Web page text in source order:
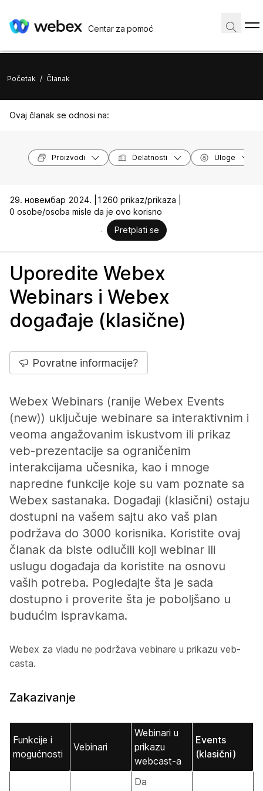
Centar za pomoć
Početak / Članak
Ovaj članak se odnosi na:
Proizvodi Delatnosti Uloge
29. новембар 2024. |
1260 prikaz/prikaza |
0 osobe/osoba misle da je ovo korisno
Pretplati se
Uporedite Webex
Webinars i Webex
događaje (klasične)
Povratne informacije?
Webex Webinars (ranije Webex Events
(new)) uključuje webinare sa interaktivnim i
veoma angažovanim iskustvom ili prikaz
veb-prezentacije sa ograničenim
interakcijama učesnika, kao i mnoge
napredne funkcije koje su vam poznate sa
Webex sastanaka. Događaji (klasični) ostaju
dostupni na vašem sajtu ako vaš plan
podržava do 3000 korisnika. Koristite ovaj
članak da biste odlučili koji webinar ili
uslugu događaja da koristite na osnovu
vaših potreba. Pogledajte šta je sada
dostupno i proverite šta je poboljšano u
budućim ispravkama.
Webex za vladu ne podržava vebinare u prikazu veb-
casta.
Zakazivanje
Funkcije i
mogućnosti
Vebinari
Webinari u
prikazu
webcast-a
Events
(klasični)
Da